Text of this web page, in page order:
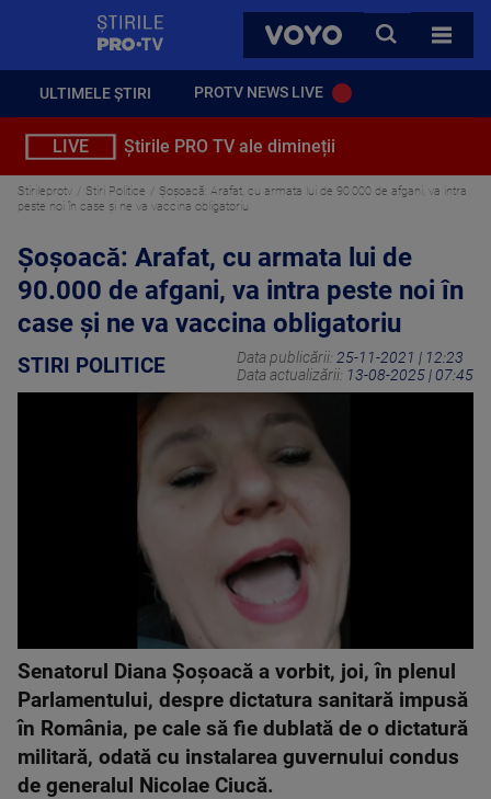
VOYO
CAUTA
TOATE
ULTIMELE ȘTIRI PROTV NEWS LIVE
LIVE Știrile PRO TV ale dimineții
Stirileprotv Stiri Politice
Şoşoacă: Arafat, cu armata lui de 90.000 de afgani, va intra
peste noi în case şi ne va vaccina obligatoriu
Şoşoacă: Arafat, cu armata lui de
90.000 de afgani, va intra peste noi în
case şi ne va vaccina obligatoriu
STIRI POLITICE Data publicării: 25-11-2021 | 12:23
Data actualizării: 13-08-2025 | 07:45
Senatorul Diana Şoşoacă a vorbit, joi, în plenul
Parlamentului, despre dictatura sanitară impusă
în România, pe cale să fie dublată de o dictatură
militară, odată cu instalarea guvernului condus
de generalul Nicolae Ciucă.